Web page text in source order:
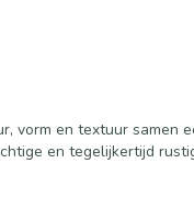
en textuur samen
en tegelijkertijd